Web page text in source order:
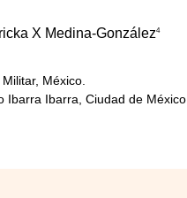
X Medina-González4
México.
Ibarra Ibarra, Ciudad de México.